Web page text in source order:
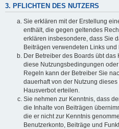
3. PFLICHTEN DES NUTZERS
Sie erklären mit der Erstellung
enthält, die gegen geltendes
erklären insbesondere, dass Sie
Beiträgen verwendeten Links und
Der Betreiber des Boards übt
diese Nutzungsbedingungen
Regeln kann der Betreiber Sie
dauerhaft von der Nutzung
Hausverbot erteilen.
Sie nehmen zur Kenntnis, dass
die Inhalte von Beiträgen
die er nicht zur Kenntnis
Benutzerkonto, Beiträge und